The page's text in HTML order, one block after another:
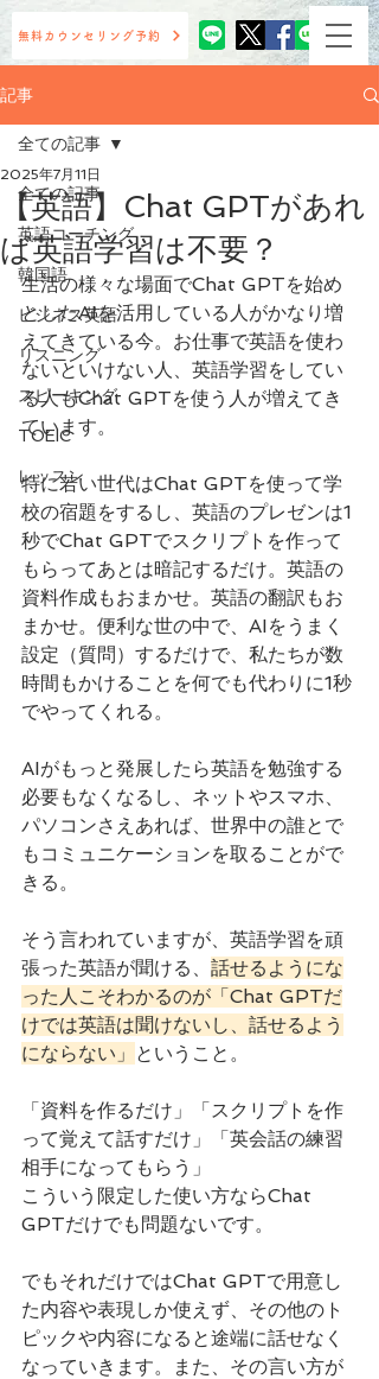
無料カウンセリング予約
記事
全ての記事
英語コーチング
韓国語
ビジネス英語
リスニング
スピーキング
TOEIC
レッスン
全ての記事
【英語】Chat GPTがあれ
ば英語学習は不要？
2025年7月11日
生活の様々な場面でChat GPTを始め
としたAIを活用している人がかなり増
えてきている今。お仕事で英語を使わ
ないといけない人、英語学習をしてい
る人もChat GPTを使う人が増えてき
ています。
特に若い世代はChat GPTを使って学
校の宿題をするし、英語のプレゼンは1
秒でChat GPTでスクリプトを作って
もらってあとは暗記するだけ。英語の
資料作成もおまかせ。英語の翻訳もお
まかせ。便利な世の中で、AIをうまく
設定（質問）するだけで、私たちが数
時間もかけることを何でも代わりに1秒
でやってくれる。
AIがもっと発展したら英語を勉強する
必要もなくなるし、ネットやスマホ、
パソコンさえあれば、世界中の誰とで
もコミュニケーションを取ることがで
きる。
そう言われていますが、英語学習を頑
張った英語が聞ける、 話せるようにな
った人こそわかるのが「Chat GPTだ
けでは英語は聞けないし、話せるよう
にならない」 ということ。
「資料を作るだけ」「スクリプトを作
って覚えて話すだけ」「英会話の練習
相手になってもらう」
こういう限定した使い方ならChat
GPTだけでも問題ないです。
でもそれだけではChat GPTで用意し
た内容や表現しか使えず、その他のト
ピックや内容になると途端に話せなく
なっていきます。また、その言い方が